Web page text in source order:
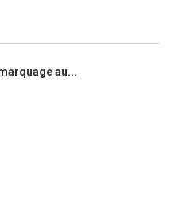
au...